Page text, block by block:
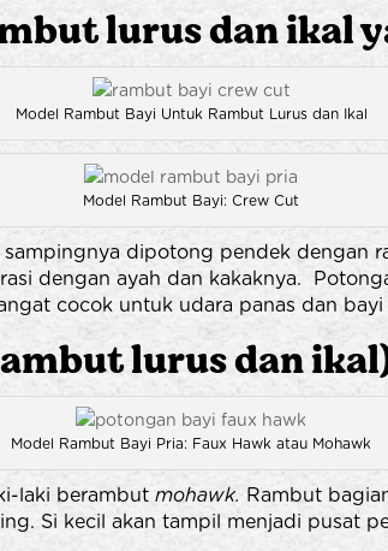
lurus dan ikal
Model Rambut Bayi Untuk Rambut Lurus dan Ikal
Model Rambut Bayi: Crew Cut
dipotong pendek dengan
dengan ayah dan kakaknya.
cocok untuk udara panas dan
lurus dan
Model Rambut Bayi Pria: Faux Hawk atau Mohawk
laki berambut mohawk. Rambut
Si kecil akan tampil menjadi pusat